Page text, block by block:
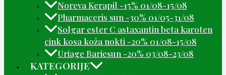
Noreva Kerapil -15% 01/08-15/08
Pharmaceris sun -30% 01/05-31/08
Solgar ester C astaxantin beta karoten
cink kosa koža nokti -20% 01/08-15/08
Uriage Bariesun -20% 03/08-23/08
KATEGORIJE